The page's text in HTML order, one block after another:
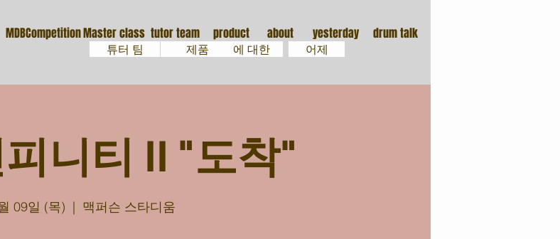
튜터 팀
제품 에 대한 어제
大師班 導師團隊 鼓手裝備 關於
tutor team product about yesterday drum talk
MDBCompetitionMaster class
니티 II "도착"
09일 (목)
  |
맥퍼슨 스타디움